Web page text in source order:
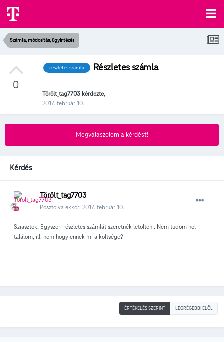
Számla, módosítás, ügyintézés
0
részletes számla Részletes számla
Törölt_tag7703 kérdezte,
2017. február 10.
Megválaszolom a kérdést!
Kérdés
Törölt_tag7703
Posztolva ekkor: 2017. február 10.
Sziasztok! Egyszeri részletes számlát szeretnék letölteni. Nem tudom hol
találom, ill. nem hogy ennek mi a költsége?
ÉRTÉKELÉS SZERINT LEGRÉGEBBI ELÖL